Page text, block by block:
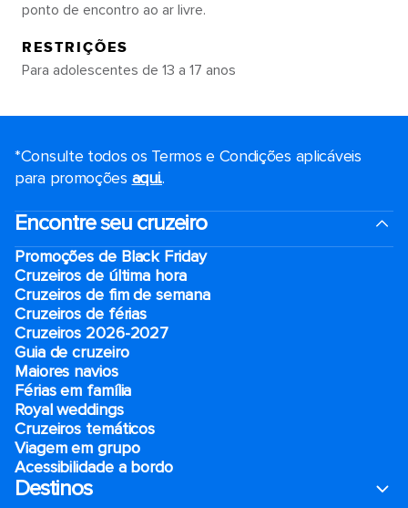
ponto de encontro ao ar livre.
RESTRIÇÕES
Para adolescentes de 13 a 17 anos
*Consulte todos os Termos e Condições aplicáveis ​​
para promoções aqui..
Encontre seu cruzeiro
Promoções de Black Friday
Cruzeiros de última hora
Cruzeiros de fim de semana
Cruzeiros de férias
Cruzeiros 2026-2027
Guia de cruzeiro
Maiores navios
Férias em família
Royal weddings
Cruzeiros temáticos
Viagem em grupo
Acessibilidade a bordo
Destinos